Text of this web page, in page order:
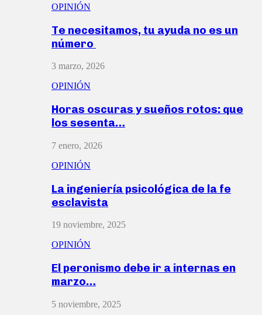
OPINIÓN
Te necesitamos, tu ayuda no es un
número
3 marzo, 2026
OPINIÓN
Horas oscuras y sueños rotos: que
los sesenta…
7 enero, 2026
OPINIÓN
La ingeniería psicológica de la fe
esclavista
19 noviembre, 2025
OPINIÓN
El peronismo debe ir a internas en
marzo…
5 noviembre, 2025